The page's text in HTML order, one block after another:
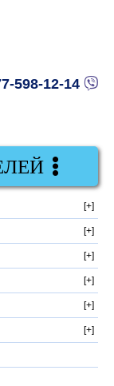
598-12-14